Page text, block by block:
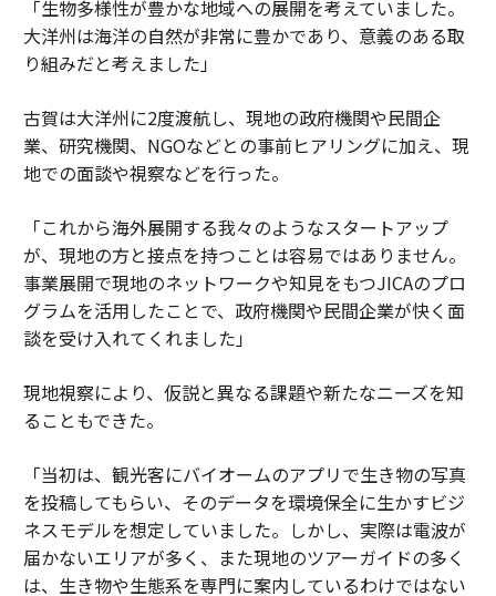
「生物多様性が豊かな地域への展開を考えていました。
大洋州は海洋の自然が非常に豊かであり、意義のある取
り組みだと考えました」
古賀は大洋州に2度渡航し、現地の政府機関や民間企
業、研究機関、NGOなどとの事前ヒアリングに加え、現
地での面談や視察などを行った。
「これから海外展開する我々のようなスタートアップ
が、現地の方と接点を持つことは容易ではありません。
事業展開で現地のネットワークや知見をもつJICAのプロ
グラムを活用したことで、政府機関や民間企業が快く面
談を受け入れてくれました」
現地視察により、仮説と異なる課題や新たなニーズを知
ることもできた。
「当初は、観光客にバイオームのアプリで生き物の写真
を投稿してもらい、そのデータを環境保全に生かすビジ
ネスモデルを想定していました。しかし、実際は電波が
届かないエリアが多く、また現地のツアーガイドの多く
は、生き物や生態系を専門に案内しているわけではない